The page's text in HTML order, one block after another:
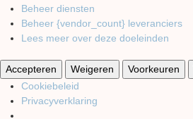
Beheer diensten
Beheer {vendor_count} leveranciers
Lees meer over deze doeleinden
Accepteren Weigeren Voorkeuren
Cookiebeleid
Privacyverklaring